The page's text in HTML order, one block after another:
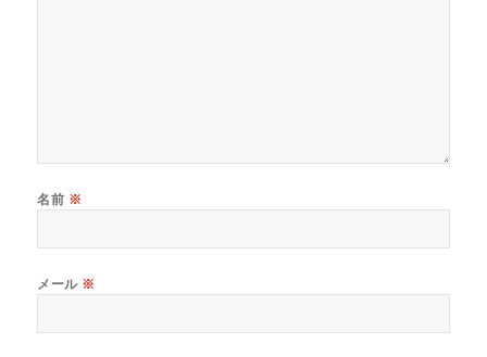
名前 ※
メール ※